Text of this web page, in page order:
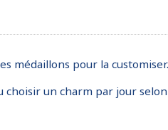
médaillons pour la
un charm par jour